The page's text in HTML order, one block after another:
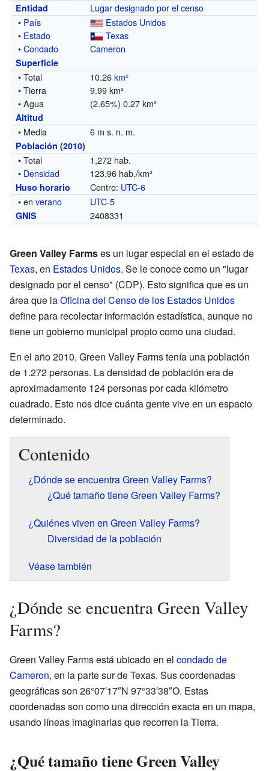
Entidad
Lugar designado por el censo
• País
Estados Unidos
• Estado
Texas
•Condado Cameron
Superficie
• Total 10.26km²
• Tierra
9.99 km²
• Agua
(2.65%) 0.27 km²
Altitud
• Media 6 m s. n. m.
Población (2010)
• Total
1,272 hab.
• Densidad 123,96 hab./km²
Huso horario Centro: UTC-6
• enverano UTC-5
GNIS 2408331
Green Valley Farmses un lugar especial en el estado de
Texas, en Estados Unidos. Se le conoce como un "lugar
designado por el censo" (CDP). Esto significa que es un
área que laOficina del Censo de los Estados Unidos
define para recolectar información estadística, aunque no
tiene un gobierno municipal propio como una ciudad.
En el año 2010, Green Valley Farms tenía una población
de 1.272 personas. La densidad de población era de
aproximadamente 124 personas por cada kilómetro
cuadrado. Esto nos dice cuánta gente vive en un espacio
determinado.
Contenido
¿Dónde se encuentra Green Valley Farms?
¿Qué tamaño tiene Green Valley Farms?
¿Quiénes viven en Green Valley Farms?
Diversidad de la población
Véase también
¿Dónde se encuentra Green Valley
Farms?
Green Valley Farms está ubicado en el condado de
Cameron, en la parte sur de Texas. Sus coordenadas
geográficas son 26°07′17″N 97°33′38″O. Estas
coordenadas son como una dirección exacta en un mapa,
usando líneas imaginarias que recorren la Tierra.
¿Qué tamaño tiene Green Valley